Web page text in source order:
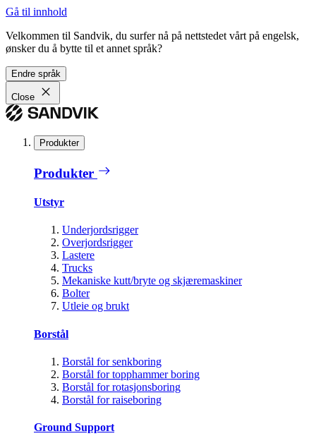
Gå til innhold
Velkommen til Sandvik, du surfer nå på nettstedet vårt på engelsk,
ønsker du å bytte til et annet språk?
Endre språk
Close
Produkter
Produkter
Utstyr
Underjordsrigger
Overjordsrigger
Lastere
Trucks
Mekaniske kutt/bryte og skjæremaskiner
Bolter
Utleie og brukt
Borstål
Borstål for senkboring
Borstål for topphammer boring
Borstål for rotasjonsboring
Borstål for raiseboring
Ground Support